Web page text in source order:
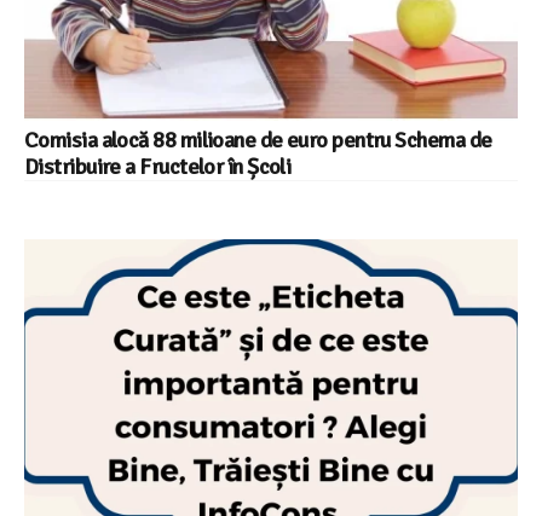
Comisia alocă 88 milioane de euro pentru Schema de
Distribuire a Fructelor în Școli